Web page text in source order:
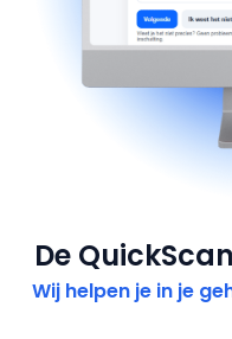
De
Wij helpen je in je